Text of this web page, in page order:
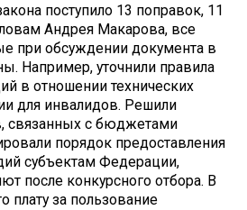
поступило 13 поправок, 11
Андрея Макарова, все
при обсуждении документа в
Например, уточнили правила
в отношении технических
для инвалидов. Решили
связанных с бюджетами
порядок предоставления
субъектам Федерации,
после конкурсного отбора. В
плату за пользование